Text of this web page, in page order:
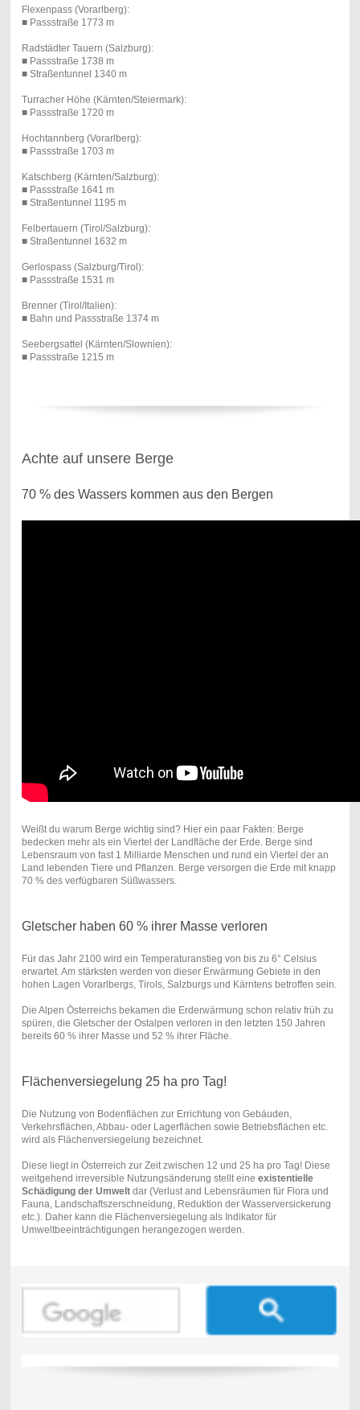
Flexenpass (Vorarlberg):
■ Passstraße 1773 m
Radstädter Tauern (Salzburg):
■ Passstraße 1738 m
■ Straßentunnel 1340 m
Turracher Höhe (Kärnten/Steiermark):
■ Passstraße 1720 m
Hochtannberg (Vorarlberg):
■ Passstraße 1703 m
Katschberg (Kärnten/Salzburg):
■ Passstraße 1641 m
■ Straßentunnel 1195 m
Felbertauern (Tirol/Salzburg):
■ Straßentunnel 1632 m
Gerlospass (Salzburg/Tirol):
■ Passstraße 1531 m
Brenner (Tirol/Italien):
■ Bahn und Passstraße 1374 m
Seebergsattel (Kärnten/Slownien):
■ Passstraße 1215 m
Achte auf unsere Berge
70 % des Wassers kommen aus den Bergen
Weißt du warum Berge wichtig sind? Hier ein paar Fakten: Berge
bedecken mehr als ein Viertel der Landfläche der Erde. Berge sind
Lebensraum von fast 1 Milliarde Menschen und rund ein Viertel der an
Land lebenden Tiere und Pflanzen. Berge versorgen die Erde mit knapp
70 % des verfügbaren Süßwassers.
Gletscher haben 60 % ihrer Masse verloren
Für das Jahr 2100 wird ein Temperaturanstieg von bis zu 6° Celsius
erwartet. Am stärksten werden von dieser Erwärmung Gebiete in den
hohen Lagen Vorarlbergs, Tirols, Salzburgs und Kärntens betroffen sein.
Die Alpen Österreichs bekamen die Erderwärmung schon relativ früh zu
spüren, die Gletscher der Ostalpen verloren in den letzten 150 Jahren
bereits 60 % ihrer Masse und 52 % ihrer Fläche.
Flächenversiegelung 25 ha pro Tag!
Die Nutzung von Bodenflächen zur Errichtung von Gebäuden,
Verkehrsflächen, Abbau- oder Lagerflächen sowie Betriebsflächen etc.
wird als Flächenversiegelung bezeichnet.
Diese liegt in Österreich zur Zeit zwischen 12 und 25 ha pro Tag! Diese
weitgehend irreversible Nutzungsänderung stellt eine existentielle
Schädigung der Umweltdar (Verlust and Lebensräumen für Flora und
Fauna, Landschaftszerschneidung, Reduktion der Wasserversickerung
etc.). Daher kann die Flächenversiegelung als Indikator für
Umweltbeeinträchtigungen herangezogen werden.